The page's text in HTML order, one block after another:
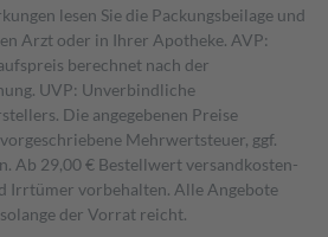
lesen Sie die Packungsbeilage und
Arzt oder in Ihrer Apotheke. AVP:
berechnet nach der
UVP: Unverbindliche
Die angegebenen Preise
Mehrwertsteuer, ggf.
Ab 29,00 € Bestell­wert versand­kosten­
Irrtümer vorbehalten. Alle Angebote
der Vorrat reicht.